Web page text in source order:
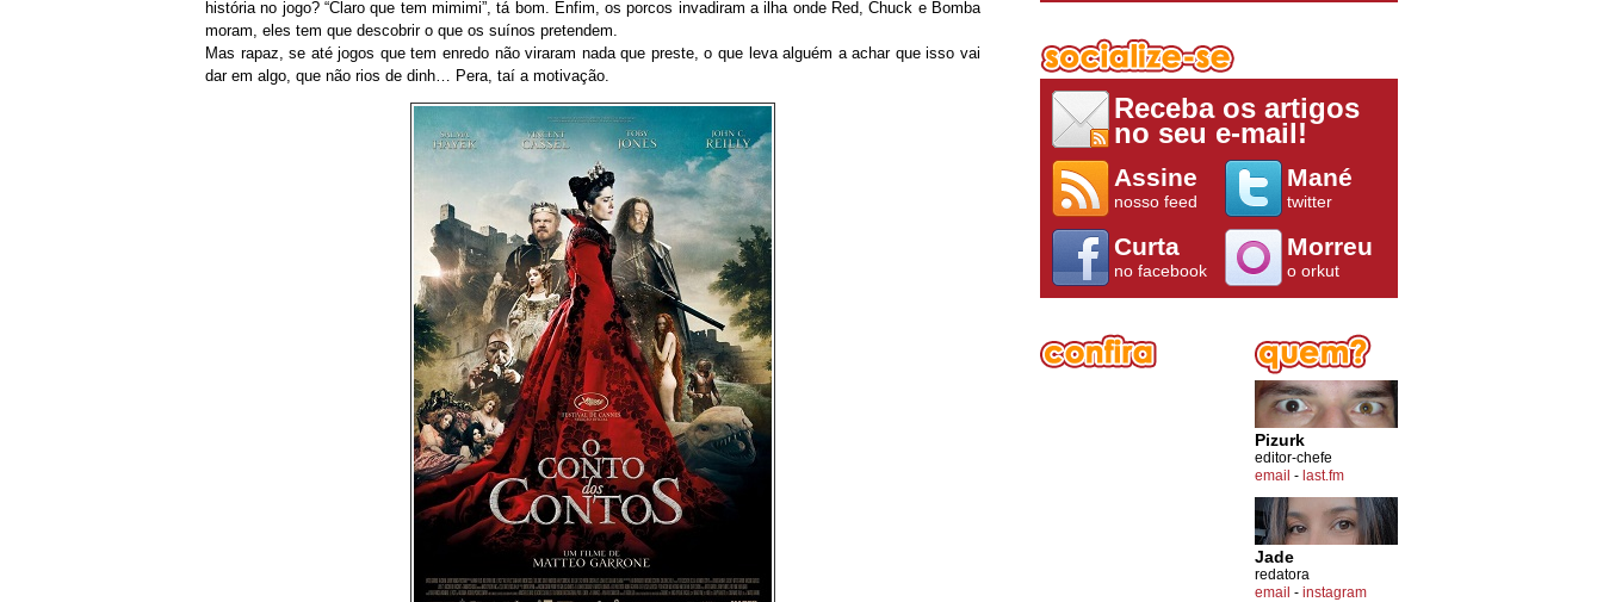
história no jogo? “Claro que tem mimimi”, tá bom. Enfim, os porcos invadiram a ilha onde Red, Chuck e Bomba
moram, eles tem que descobrir o que os suínos pretendem.
Mas rapaz, se até jogos que tem enredo não viraram nada que preste, o que leva alguém a achar que isso vai
dar em algo, que não rios de dinh… Pera, taí a motivação.
Receba os artigos
no seu e-mail!
Assine
nosso feed
Mané
twitter
Curta
no facebook
Morreu
o orkut
Pizurk
editor-chefe
email - last.fm
Jade
redatora
email - instagram